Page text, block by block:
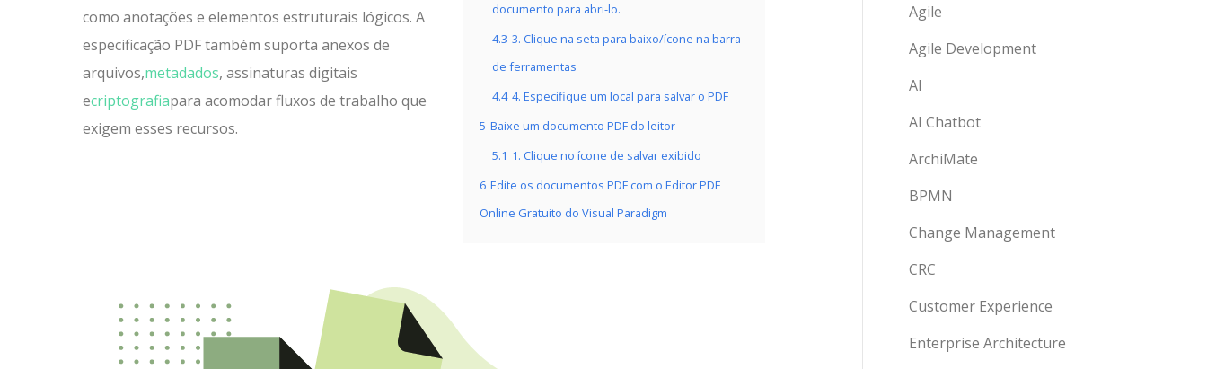
documento para abri-lo.
4.3 3. Clique na seta para baixo/ícone na barra
de ferramentas
4.4 4. Especifique um local para salvar o PDF
5 Baixe um documento PDF do leitor
5.1 1. Clique no ícone de salvar exibido
6 Edite os documentos PDF com o Editor PDF
Online Gratuito do Visual Paradigm
como anotações e elementos estruturais lógicos. A
especificação PDF também suporta anexos de
arquivos,metadados, assinaturas digitais
ecriptografiapara acomodar fluxos de trabalho que
exigem esses recursos.
Agile
Agile Development
AI
AI Chatbot
ArchiMate
BPMN
Change Management
CRC
Customer Experience
Enterprise Architecture